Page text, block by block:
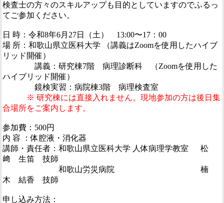
検査士の方々のスキルアップも目的としていますのでふるっ
てご参加ください。
日 時：令和8年6月27日（土） 13:00〜17：00
場 所：和歌山県立医科大学 （講義はZoomを使用したハイブ
リッド開催）
講義：研究棟7階 病理診断科 （Zoomを使用した
ハイブリッド開催）
鏡検実習：病院棟3階 病理検査室
※ 研究棟には直接入れません。現地参加の方は後日集
合場所をご案内します。
参加費：500円
内 容 ：体腔液・消化器
講師・責任者：和歌山県立医科大学 人体病理学教室 松
﨑 生笛 技師
和歌山労災病院 楠
木 結香 技師
申し込み方法：